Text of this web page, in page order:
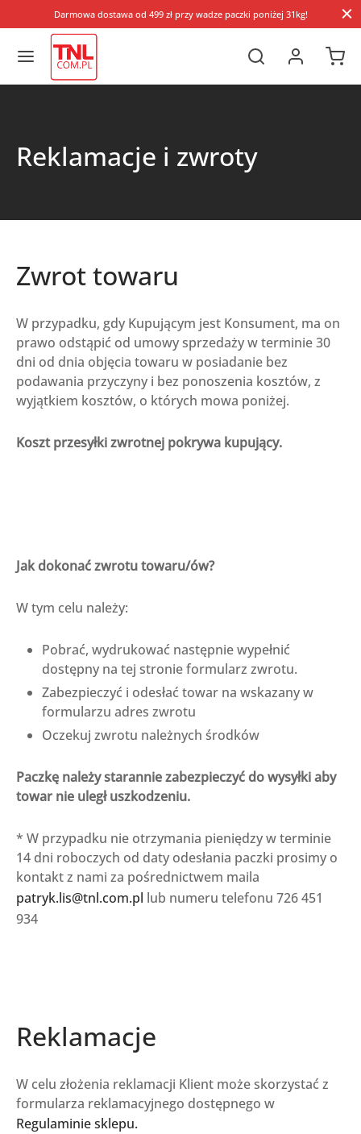
Darmowa dostawa od 499 zł przy wadze paczki poniżej 31kg!
Reklamacje i zwroty
Zwrot towaru
W przypadku, gdy Kupującym jest Konsument, ma on
prawo odstąpić od umowy sprzedaży w terminie 30
dni od dnia objęcia towaru w posiadanie bez
podawania przyczyny i bez ponoszenia kosztów, z
wyjątkiem kosztów, o których mowa poniżej.
Koszt przesyłki zwrotnej pokrywa kupujący.
Jak dokonać zwrotu towaru/ów?
W tym celu należy:
Pobrać, wydrukować następnie wypełnić
dostępny na tej stronie formularz zwrotu.
Zabezpieczyć i odesłać towar na wskazany w
formularzu adres zwrotu
Oczekuj zwrotu należnych środków
Paczkę należy starannie zabezpieczyć do wysyłki aby
towar nie uległ uszkodzeniu.
* W przypadku nie otrzymania pieniędzy w terminie
14 dni roboczych od daty odesłania paczki prosimy o
kontakt z nami za pośrednictwem maila
patryk.lis@tnl.com.pl lub numeru telefonu 726 451
934
Reklamacje
W celu złożenia reklamacji Klient może skorzystać z
formularza reklamacyjnego dostępnego w
Regulaminie sklepu.